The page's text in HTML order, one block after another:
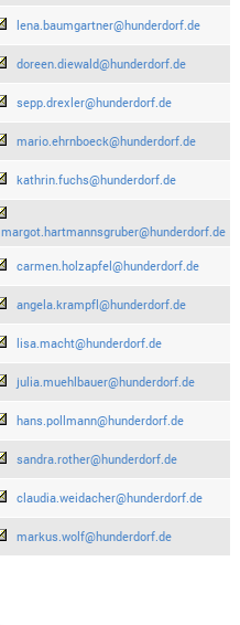
lena.baumgartner@hunderdorf.de
doreen.diewald@hunderdorf.de
sepp.drexler@hunderdorf.de
mario.ehrnboeck@hunderdorf.de
kathrin.fuchs@hunderdorf.de
margot.hartmannsgruber@hunderdorf.de
carmen.holzapfel@hunderdorf.de
angela.krampfl@hunderdorf.de
lisa.macht@hunderdorf.de
julia.muehlbauer@hunderdorf.de
hans.pollmann@hunderdorf.de
sandra.rother@hunderdorf.de
claudia.weidacher@hunderdorf.de
markus.wolf@hunderdorf.de